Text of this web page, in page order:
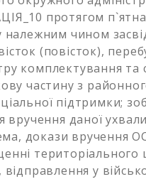
протягом
чином
(повісток),
комплектування та
частину з
підтримки;
вручення даної
докази вручення
відправлення у